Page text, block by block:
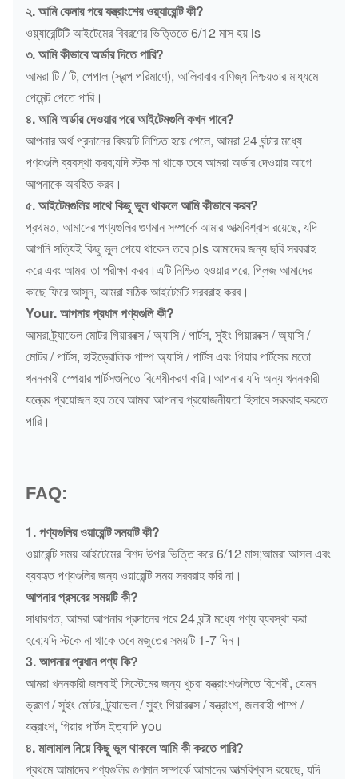
২. আমি কেনার পরে যন্ত্রাংশের ওয়্যারেন্টি কী?
ওয়্যারেন্টিটি আইটেমের বিবরণের ভিত্তিতে 6/12 মাস হয় is
৩. আমি কীভাবে অর্ডার দিতে পারি?
আমরা টি / টি, পেপাল (স্বল্প পরিমাণে), আলিবাবার বাণিজ্য নিশ্চয়তার মাধ্যমে
পেমেন্ট পেতে পারি।
৪. আমি অর্ডার দেওয়ার পরে আইটেমগুলি কখন পাবে?
আপনার অর্থ প্রদানের বিষয়টি নিশ্চিত হয়ে গেলে, আমরা 24 ঘন্টার মধ্যে
পণ্যগুলি ব্যবস্থা করব;যদি স্টক না থাকে তবে আমরা অর্ডার দেওয়ার আগে
আপনাকে অবহিত করব।
৫. আইটেমগুলির সাথে কিছু ভুল থাকলে আমি কীভাবে করব?
প্রথমত, আমাদের পণ্যগুলির গুণমান সম্পর্কে আমার আত্মবিশ্বাস রয়েছে, যদি
আপনি সত্যিই কিছু ভুল পেয়ে থাকেন তবে pls আমাদের জন্য ছবি সরবরাহ
করে এবং আমরা তা পরীক্ষা করব।এটি নিশ্চিত হওয়ার পরে, প্লিজ আমাদের
কাছে ফিরে আসুন, আমরা সঠিক আইটেমটি সরবরাহ করব।
Your. আপনার প্রধান পণ্যগুলি কী?
আমরা ট্র্যাভেল মোটর গিয়ারবক্স / অ্যাসি / পার্টস, সুইং গিয়ারবক্স / অ্যাসি /
মোটর / পার্টস, হাইড্রোলিক পাম্প অ্যাসি / পার্টস এবং গিয়ার পার্টসের মতো
খননকারী স্পেয়ার পার্টসগুলিতে বিশেষীকরণ করি।আপনার যদি অন্য খননকারী
যন্ত্রের প্রয়োজন হয় তবে আমরা আপনার প্রয়োজনীয়তা হিসাবে সরবরাহ করতে
পারি।
FAQ:
1. পণ্যগুলির ওয়ারেন্টি সময়টি কী?
ওয়ারেন্টি সময় আইটেমের বিশদ উপর ভিত্তি করে 6/12 মাস;আমরা আসল এবং
ব্যবহৃত পণ্যগুলির জন্য ওয়ারেন্টি সময় সরবরাহ করি না।
আপনার প্রসবের সময়টি কী?
সাধারণত, আমরা আপনার প্রদানের পরে 24 ঘন্টা মধ্যে পণ্য ব্যবস্থা করা
হবে;যদি স্টকে না থাকে তবে মজুতের সময়টি 1-7 দিন।
3. আপনার প্রধান পণ্য কি?
আমরা খননকারী জলবাহী সিস্টেমের জন্য খুচরা যন্ত্রাংশগুলিতে বিশেষী, যেমন
ভ্রমণ / সুইং মোটর, ট্র্যাভেল / সুইং গিয়ারবক্স / যন্ত্রাংশ, জলবাহী পাম্প /
যন্ত্রাংশ, গিয়ার পার্টস ইত্যাদি you
৪. মালামাল নিয়ে কিছু ভুল থাকলে আমি কী করতে পারি?
প্রথমে আমাদের পণ্যগুলির গুণমান সম্পর্কে আমাদের আত্মবিশ্বাস রয়েছে, যদি